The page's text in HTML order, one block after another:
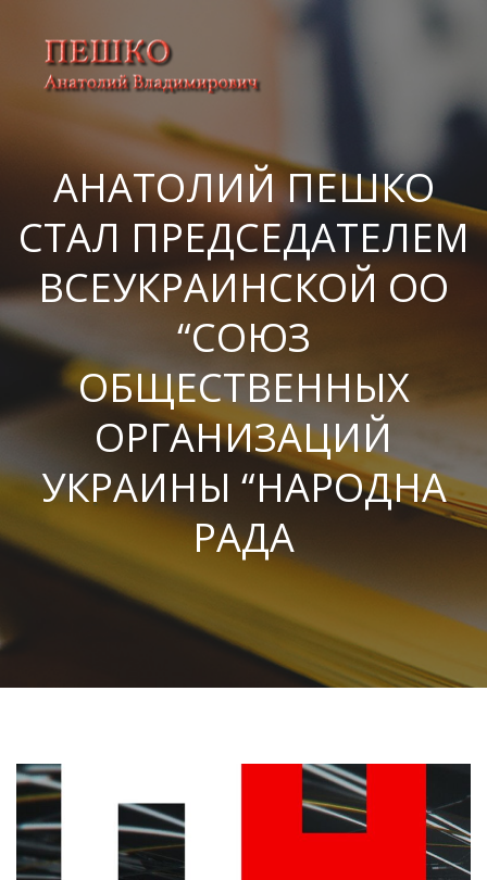
АНАТОЛИЙ ПЕШКО
СТАЛ ПРЕДСЕДАТЕЛЕМ
ВСЕУКРАИНСКОЙ ОО
“СОЮЗ
ОБЩЕСТВЕННЫХ
ОРГАНИЗАЦИЙ
УКРАИНЫ “НАРОДНА
РАДА